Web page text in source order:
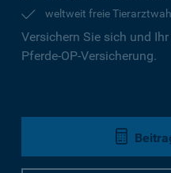
weltweit freie Tierarztwahl
Versichern Sie sich und
Pferde-OP-Versicherung.